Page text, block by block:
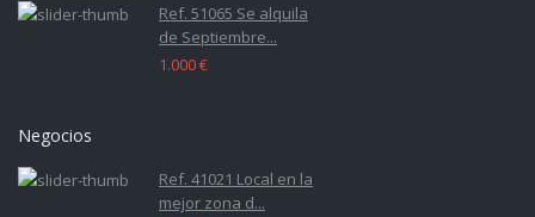
Ref. 51065 Se alquila
de Septiembre...
1.000 €
Negocios
Ref. 41021 Local en la
mejor zona d...